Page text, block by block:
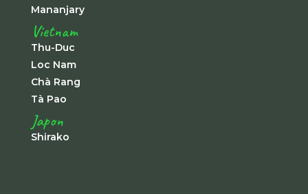
Mananjary
Vietnam
Thu-Duc
Loc Nam
Chà Rang
Tà Pao
Japon
Shirako